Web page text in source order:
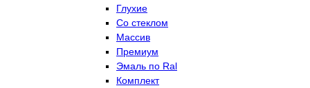
Глухие
Со стеклом
Массив
Премиум
Эмаль по Ral
Комплект